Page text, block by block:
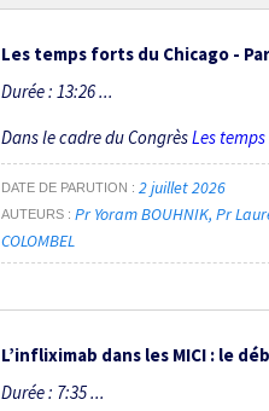
Les temps forts du Chicago -
Durée : 13:26 ...
Dans le cadre du CongrèsLes
DATE DE PARUTION 2 juillet 2026
AUTEURS Pr Yoram BOUHNIK Pr
COLOMBEL
L’infliximab dans les MICI : le
Durée : 7:35 ...